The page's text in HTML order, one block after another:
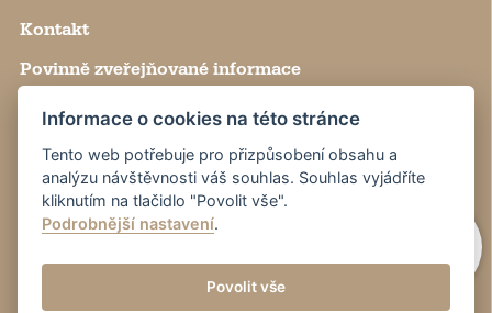
Kontakt
Povinně zveřejňované informace
Nastavení cookies
Výroční zprávy
Pro novináře
Partneři
Informace o cookies na této stránce
Tento web potřebuje pro přizpůsobení obsahu a
analýzu návštěvnosti váš souhlas. Souhlas vyjádříte
kliknutím na tlačidlo "Povolit vše".
Podrobnější nastavení.
Povolit vše